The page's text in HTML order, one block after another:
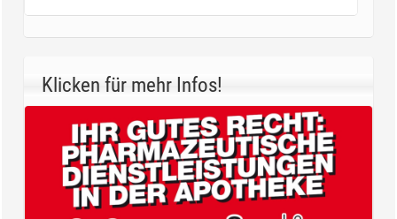
Klicken für mehr Infos!